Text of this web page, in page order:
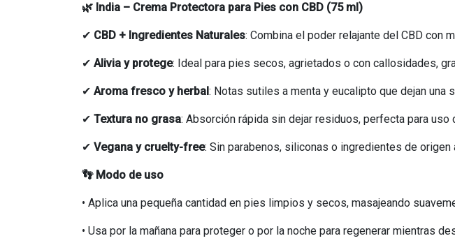
🌿 India – Crema Protectora para Pies con CBD (75 ml)
✔ CBD + Ingredientes Naturales: Combina el poder relajante del CBD con
✔ Alivia y protege: Ideal para pies secos, agrietados o con callosidades,
✔ Aroma fresco y herbal: Notas sutiles a menta y eucalipto que dejan una
✔ Textura no grasa: Absorción rápida sin dejar residuos, perfecta para uso
✔ Vegana y cruelty-free: Sin parabenos, siliconas o ingredientes de origen
👣 Modo de uso
• Aplica una pequeña cantidad en pies limpios y secos, masajeando
• Usa por la mañana para proteger o por la noche para regenerar mientras